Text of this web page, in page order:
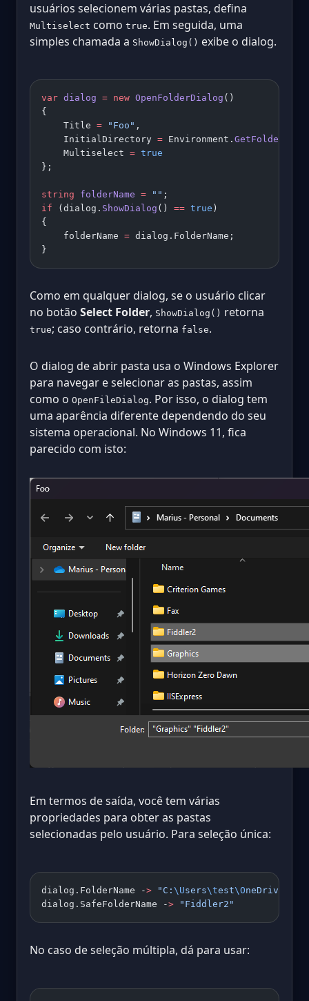
usuários selecionem várias pastas, defina
Multiselect como true. Em seguida, uma
simples chamada a ShowDialog() exibe o dialog.
var dialog = new OpenFolderDialog ()
{
    Title
= "Foo" ,
    InitialDirectory
= Environment. GetFolderPath
    Multiselect
= true
};
string folderName = "" ;
if (dialog. ShowDialog () == true )
{
    folderName
= dialog.FolderName;
}
Como em qualquer dialog, se o usuário clicar
no botão Select Folder, ShowDialog() retorna
true; caso contrário, retorna false.
O dialog de abrir pasta usa o Windows Explorer
para navegar e selecionar as pastas, assim
como o OpenFileDialog. Por isso, o dialog tem
uma aparência diferente dependendo do seu
sistema operacional. No Windows 11, fica
parecido com isto:
Em termos de saída, você tem várias
propriedades para obter as pastas
selecionadas pelo usuário. Para seleção única:
dialog.FolderName -> "C: \Users\test\OneDrive
dialog.SafeFolderName -> "Fiddler2"
No caso de seleção múltipla, dá para usar: